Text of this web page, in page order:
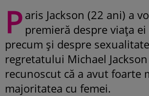
P aris Jackson (22 ani) a
premieră despre viața
precum și despre
regretatului Michael
recunoscut că a avut foarte
majoritatea cu femei.